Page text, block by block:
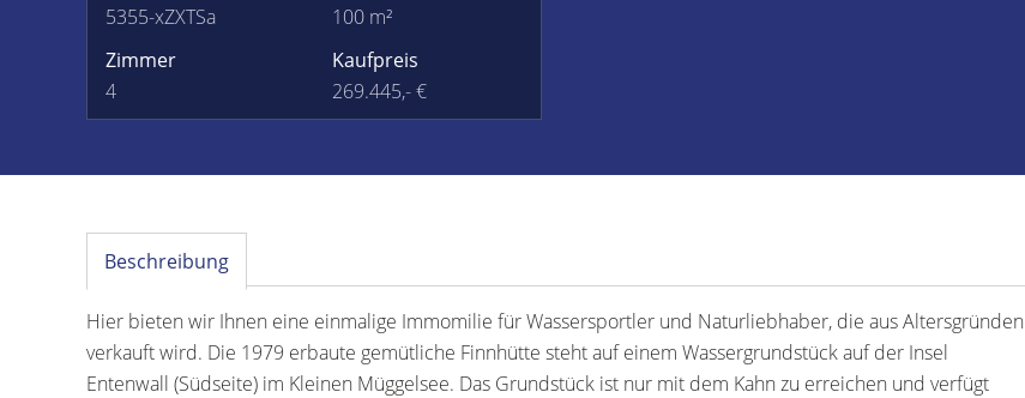
5355-xZXTSa
100 m²
Zimmer
4
Kaufpreis
269.445,- €
Beschreibung
Hier bieten wir Ihnen eine einmalige Immomilie für Wassersportler und Naturliebhaber, die aus Altersgründen
verkauft wird. Die 1979 erbaute gemütliche Finnhütte steht auf einem Wassergrundstück auf der Insel
Entenwall (Südseite) im Kleinen Müggelsee. Das Grundstück ist nur mit dem Kahn zu erreichen und verfügt